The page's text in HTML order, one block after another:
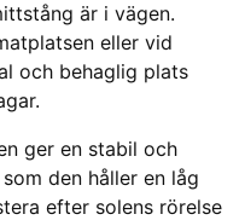
är i vägen.
eller vid
och behaglig plats
ger en stabil och
den håller en låg
efter solens rörelse